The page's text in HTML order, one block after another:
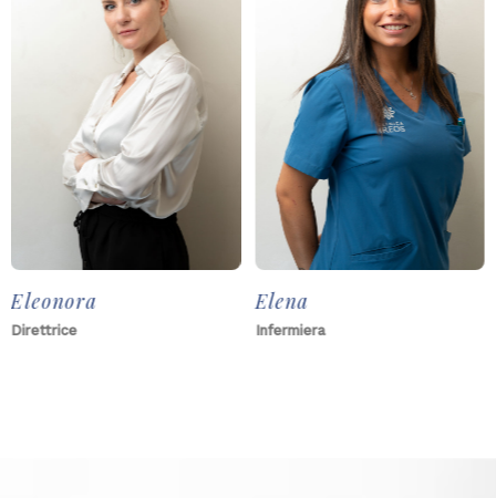
Eleonora
Direttrice
Elena
Infermiera